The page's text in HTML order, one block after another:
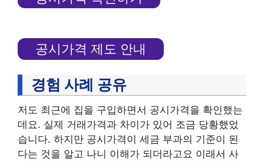
공시가격 제도 안내
경험 사례 공유
저도 최근에 집을 구입하면서 공시가격을 확인했는
데요. 실제 거래가격과 차이가 있어 조금 당황했었
습니다. 하지만 공시가격이 세금 부과의 기준이 된
다는 것을 알고 나니 이해가 되더라고요 이래서 사